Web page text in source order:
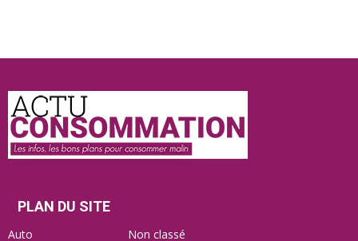
PLAN DU SITE
Auto Non classé